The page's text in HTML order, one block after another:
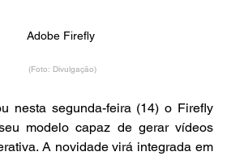
Adobe Firefly
(Foto: Divulgação)
nesta segunda-feira (14) o Firefly
modelo capaz de gerar vídeos
A novidade virá integrada em